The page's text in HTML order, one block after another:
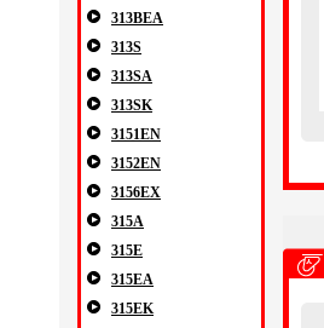
313BEA
313S
313SA
313SK
3151EN
3152EN
3156EX
315A
315E
315EA
315EK